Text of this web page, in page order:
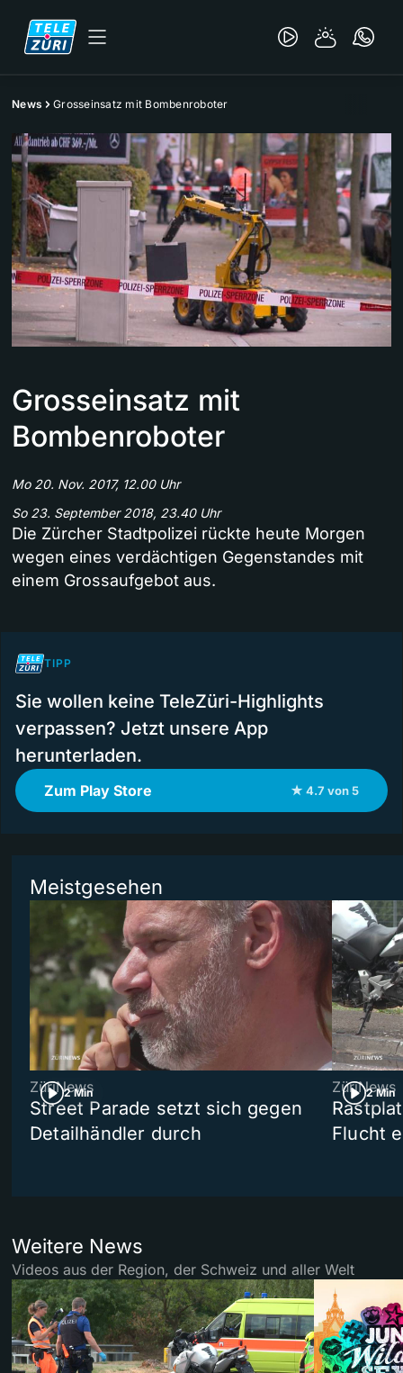
News Grosseinsatz mit Bombenroboter
Grosseinsatz mit
Bombenroboter
Mo 20. Nov. 2017, 12.00 Uhr
So 23. September 2018, 23.40 Uhr
Die Zürcher Stadtpolizei rückte heute Morgen
wegen eines verdächtigen Gegenstandes mit
einem Grossaufgebot aus.
TIPP
Sie wollen keine TeleZüri-Highlights
verpassen? Jetzt unsere App
herunterladen.
Zum Play Store ★ 4.7 von 5
Meistgesehen
2 Min
ZüriNews
Street Parade setzt sich gegen
Detailhändler durch
2 Min
ZüriNews
Flucht
Weitere News
Videos aus der Region, der Schweiz und aller Welt